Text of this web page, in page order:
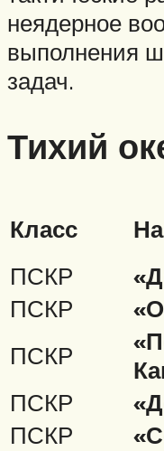
неядерное
выполнения
задач.
Тихий
Класс
ПСКР
ПСКР
ПСКР
ПСКР
ПСКР